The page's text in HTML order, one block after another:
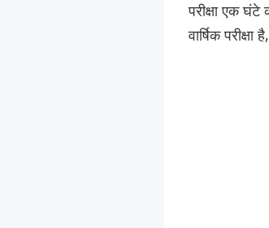
परीक्षा एक
वार्षिक